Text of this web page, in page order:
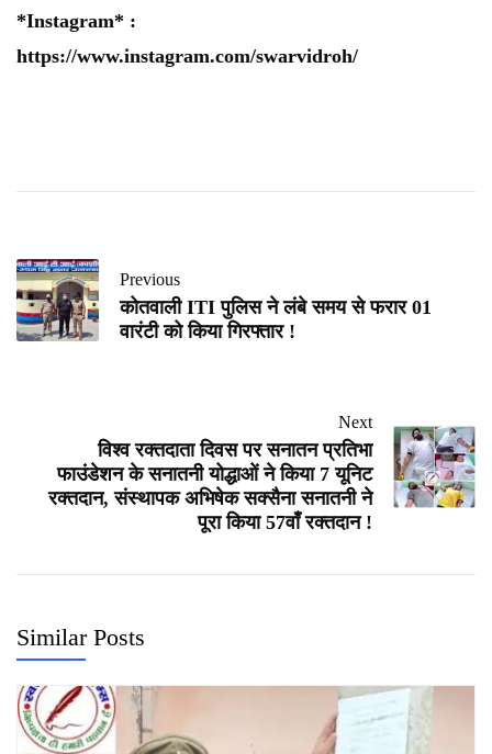
*Instagram* :
https://www.instagram.com/swarvidroh/
Previous
कोतवाली ITI पुलिस ने लंबे समय से फरार 01
वारंटी को किया गिरफ्तार !
Next
विश्व रक्तदाता दिवस पर सनातन प्रतिभा
फाउंडेशन के सनातनी योद्धाओं ने किया 7 यूनिट
रक्तदान, संस्थापक अभिषेक सक्सैना सनातनी ने
पूरा किया 57वाँ रक्तदान !
Similar Posts